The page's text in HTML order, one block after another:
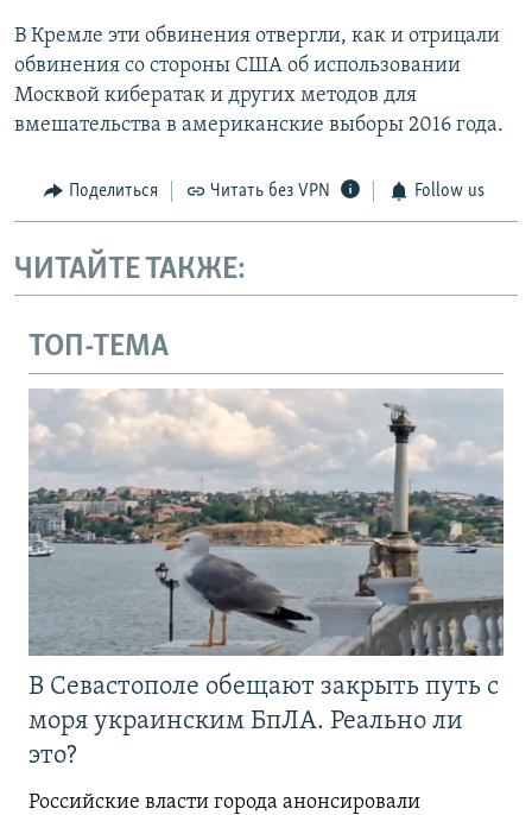
В Кремле эти обвинения отвергли, как и отрицали
обвинения со стороны США об использовании
Москвой кибератак и других методов для
вмешательства в американские выборы 2016 года.
Поделиться Читать без VPN Follow us
ЧИТАЙТЕ ТАКЖЕ:
ТОП-ТЕМА
В Севастополе обещают закрыть путь с
моря украинским БпЛА. Реально ли
это?
Российские власти города анонсировали